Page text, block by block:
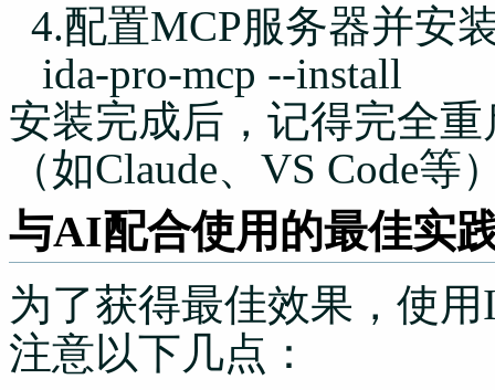
4.配置MCP服务器并安
ida-pro-mcp --install
安装完成后，记得完全
（如Claude、VS Code等
与AI配合使用的最佳实
为了获得最佳效果，使
注意以下几点 ：